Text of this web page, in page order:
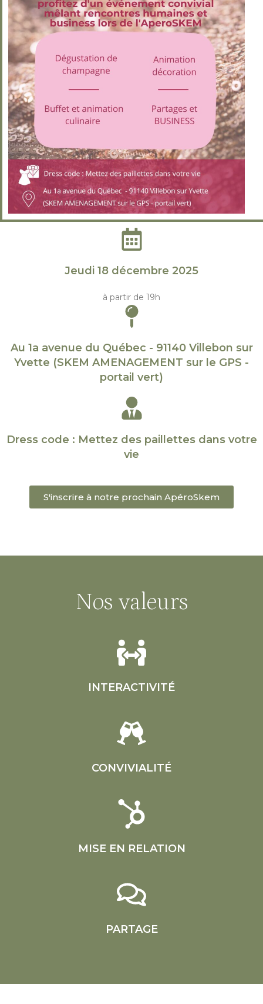
Jeudi 18 décembre 2025
à partir de 19h
Au 1a avenue du Québec - 91140 Villebon sur
Yvette (SKEM AMENAGEMENT sur le GPS -
portail vert)
Dress code : Mettez des paillettes dans votre
vie
S'inscrire à notre prochain ApéroSkem
Nos valeurs
INTERACTIVITÉ
CONVIVIALITÉ
MISE EN RELATION
PARTAGE